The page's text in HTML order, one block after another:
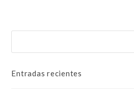
Entradas recientes